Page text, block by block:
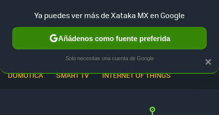
DOMÓTICA SMART TV INTERNET OF THINGS
×
Ya puedes ver más de Xataka MX en Google
Añádenos como fuente preferida
Solo necesitas una cuenta de Google